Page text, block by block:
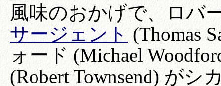
風味のおかげで、ロバ
サージェント(Thomas
ォード (Michael
(Robert Townsend) が